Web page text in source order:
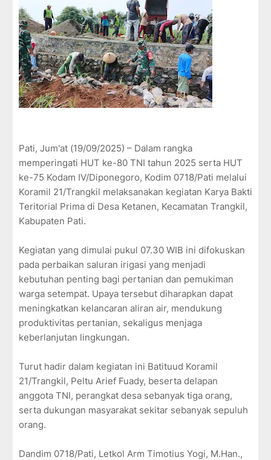
Pati, Jum'at (19/09/2025) – Dalam rangka
memperingati HUT ke-80 TNI tahun 2025 serta HUT
ke-75 Kodam IV/Diponegoro, Kodim 0718/Pati melalui
Koramil 21/Trangkil melaksanakan kegiatan Karya Bakti
Teritorial Prima di Desa Ketanen, Kecamatan Trangkil,
Kabupaten Pati.
Kegiatan yang dimulai pukul 07.30 WIB ini difokuskan
pada perbaikan saluran irigasi yang menjadi
kebutuhan penting bagi pertanian dan pemukiman
warga setempat. Upaya tersebut diharapkan dapat
meningkatkan kelancaran aliran air, mendukung
produktivitas pertanian, sekaligus menjaga
keberlanjutan lingkungan.
Turut hadir dalam kegiatan ini Batituud Koramil
21/Trangkil, Peltu Arief Fuady, beserta delapan
anggota TNI, perangkat desa sebanyak tiga orang,
serta dukungan masyarakat sekitar sebanyak sepuluh
orang.
Dandim 0718/Pati, Letkol Arm Timotius Yogi, M.Han.,